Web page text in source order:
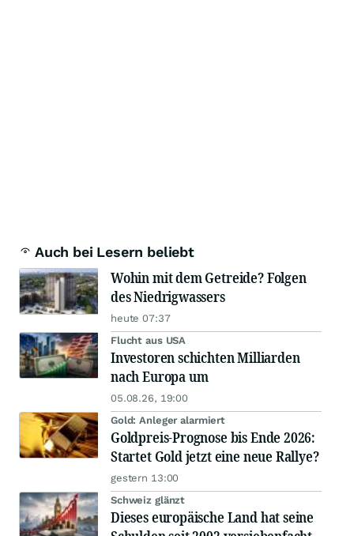
Auch bei Lesern beliebt
Wohin mit dem Getreide? Folgen
des Niedrigwassers
heute 07:37
Flucht aus USA
Investoren schichten Milliarden
nach Europa um
05.08.26, 19:00
Gold: Anleger alarmiert
Goldpreis-Prognose bis Ende 2026:
Startet Gold jetzt eine neue Rallye?
gestern 13:00
Schweiz glänzt
Dieses europäische Land hat seine